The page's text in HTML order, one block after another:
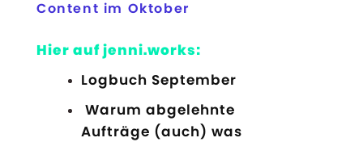
Content im Oktober
Hier auf jenni.works:
Logbuch September
Warum abgelehnte
Aufträge (auch) was